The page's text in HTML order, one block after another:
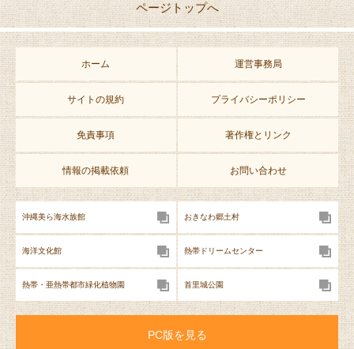
ページトップへ
ホーム 運営事務局
サイトの規約 プライバシーポリシー
免責事項 著作権とリンク
情報の掲載依頼 お問い合わせ
沖縄美ら海水族館 おきなわ郷土村
海洋文化館 熱帯ドリームセンター
熱帯・亜熱帯都市緑化植物園 首里城公園
PC版を見る